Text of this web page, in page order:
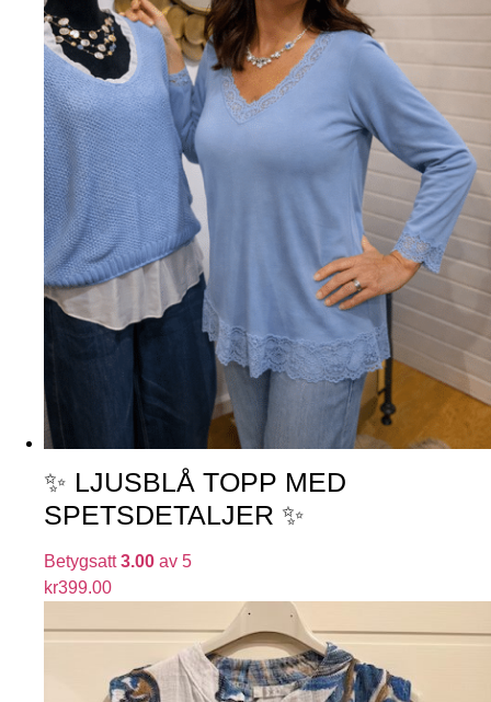
✨ LJUSBLÅ TOPP MED
SPETSDETALJER ✨
Betygsatt3.00 av 5
kr399.00